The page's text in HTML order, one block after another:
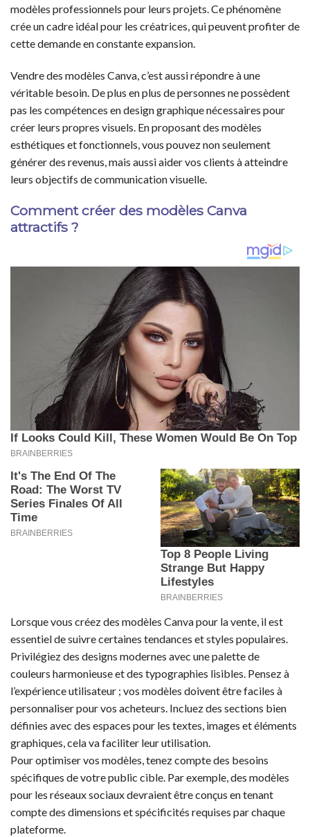
modèles professionnels pour leurs projets. Ce phénomène
crée un cadre idéal pour les créatrices, qui peuvent profiter de
cette demande en constante expansion.
Vendre des modèles Canva, c’est aussi répondre à une
véritable besoin. De plus en plus de personnes ne possèdent
pas les compétences en design graphique nécessaires pour
créer leurs propres visuels. En proposant des modèles
esthétiques et fonctionnels, vous pouvez non seulement
générer des revenus, mais aussi aider vos clients à atteindre
leurs objectifs de communication visuelle.
Comment créer des modèles Canva
attractifs ?
Lorsque vous créez des modèles Canva pour la vente, il est
essentiel de suivre certaines tendances et styles populaires.
Privilégiez des designs modernes avec une palette de
couleurs harmonieuse et des typographies lisibles. Pensez à
l’expérience utilisateur ; vos modèles doivent être faciles à
personnaliser pour vos acheteurs. Incluez des sections bien
définies avec des espaces pour les textes, images et éléments
graphiques, cela va faciliter leur utilisation.
Pour optimiser vos modèles, tenez compte des besoins
spécifiques de votre public cible. Par exemple, des modèles
pour les réseaux sociaux devraient être conçus en tenant
compte des dimensions et spécificités requises par chaque
plateforme.